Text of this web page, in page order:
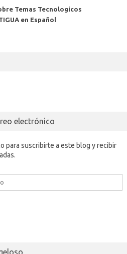
Temas Tecnologicos
en Español
electrónico
para suscribirte a este blog y recibir